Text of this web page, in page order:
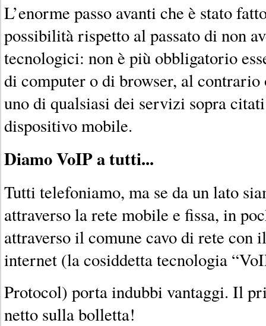
L’enorme passo avanti che è stato
possibilità rispetto al passato di non
tecnologici: non è più obbligatorio
di computer o di browser, al
uno di qualsiasi dei servizi sopra
dispositivo mobile.
Diamo VoIP a tutti...
Tutti telefoniamo, ma se da un lato
attraverso la rete mobile e fissa, in
attraverso il comune cavo di rete con
internet (la cosiddetta tecnologia
Protocol) porta indubbi vantaggi. Il
netto sulla bolletta!